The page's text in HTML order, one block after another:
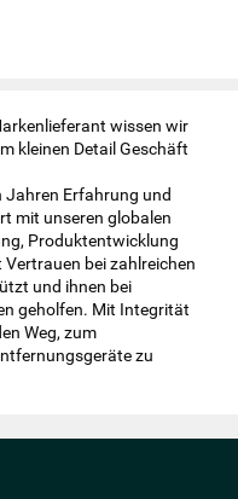
wissen wir
kleinen Detail Geschäft
Jahren Erfahrung und
mit unseren globalen
Produktentwicklung
bei zahlreichen
und ihnen bei
geholfen. Mit Integrität
Weg, zum
zu